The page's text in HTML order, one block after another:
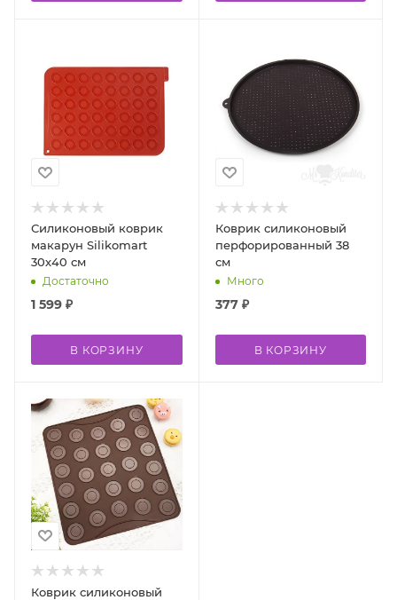
Силиконовый коврик
макарун Silikomart
30х40 см
Достаточно
1 599 ₽
В КОРЗИНУ
Коврик силиконовый
перфорированный 38
см
Много
377₽
В КОРЗИНУ
Коврик силиконовый